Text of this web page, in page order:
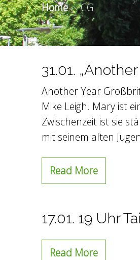
Home CG
31.01. „Another
Another Year
Mike Leigh. Mary ist
Zwischenzeit ist sie
mit seinem alten
Read More
17.01. 19 Uhr
Read More